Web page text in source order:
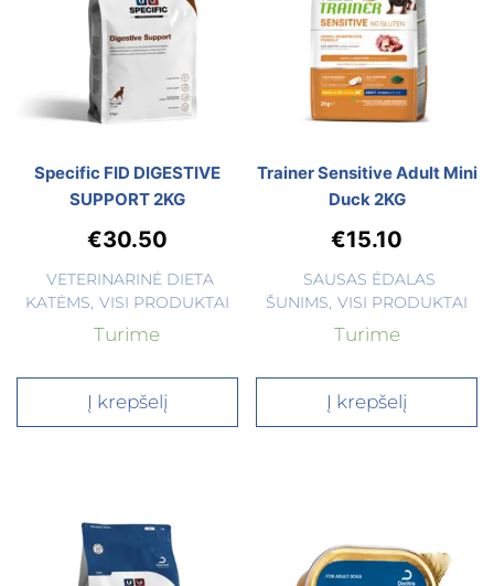
Specific FID DIGESTIVE
SUPPORT 2KG
€30.50
VETERINARINĖ DIETA
KATĖMS VISI PRODUKTAI
Turime
Į krepšelį
Trainer Sensitive Adult Mini
Duck 2KG
€15.10
SAUSAS ĖDALAS
ŠUNIMS VISI PRODUKTAI
Turime
Į krepšelį